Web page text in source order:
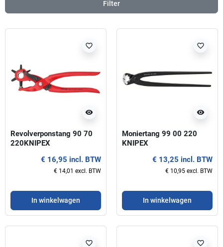
Filter
visibility
favorite_border
Revolverponstang 90 70
220KNIPEX
€ 16,95 incl. BTW
€ 14,01 excl. BTW
In winkelwagen
visibility
favorite_border
Moniertang 99 00 220
KNIPEX
€ 13,25 incl. BTW
€ 10,95 excl. BTW
In winkelwagen
favorite_border favorite_border